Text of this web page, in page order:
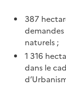
387
naturels ;
1 316
dans le